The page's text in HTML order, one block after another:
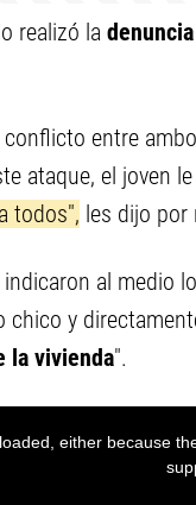
realizó la denuncia
entre
ataque, el joven
todos", les dijo por
al medio
y
la vivienda".